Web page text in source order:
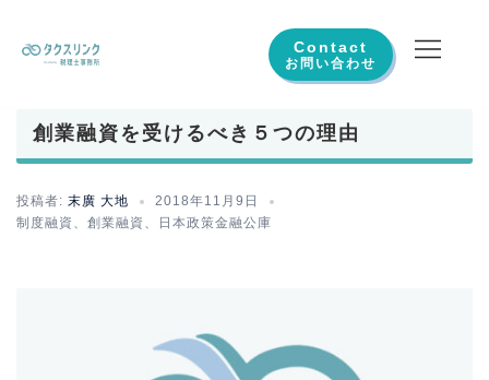
へ
ス
キ
Contact
創業融資を受けるべき５つの理由
投稿者: 末廣 大地
2018年11月9日
制度融資 、 創業融資 、 日本政策金融公庫